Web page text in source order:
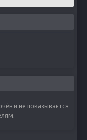
и не показывается